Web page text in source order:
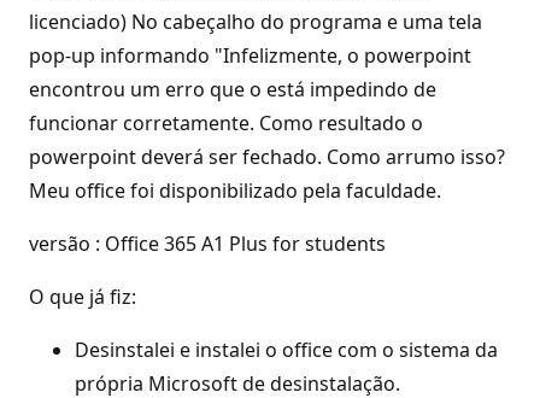
licenciado) No cabeçalho do programa e uma tela
pop-up informando "Infelizmente, o powerpoint
encontrou um erro que o está impedindo de
funcionar corretamente. Como resultado o
powerpoint deverá ser fechado. Como arrumo isso?
Meu office foi disponibilizado pela faculdade.
versão : Office 365 A1 Plus for students
O que já fiz:
Desinstalei e instalei o office com o sistema da
própria Microsoft de desinstalação.